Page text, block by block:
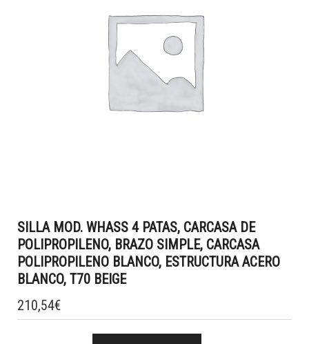
SILLA MOD. WHASS 4 PATAS, CARCASA DE
POLIPROPILENO, BRAZO SIMPLE, CARCASA
POLIPROPILENO BLANCO, ESTRUCTURA ACERO
BLANCO, T70 BEIGE
210,54€